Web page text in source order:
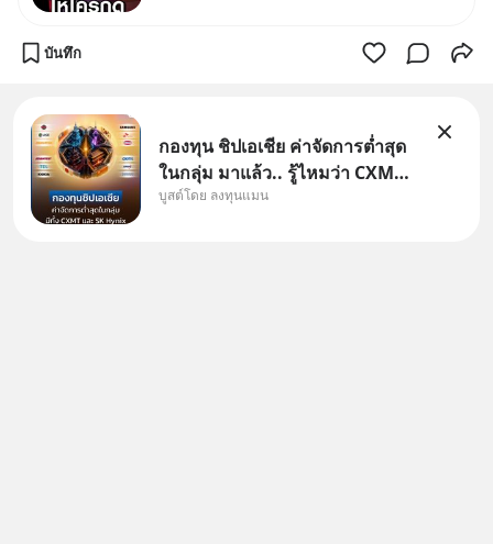
หรือสแกนคิวอาร์โค้ดทันที มาฟัง
“ป้าเก๋าเล่ากลโกง” เพื่อรู้ทันมุก
บันทึก
กองทุน ชิปเอเชีย ค่าจัดการต่ำสุด
ในกลุ่ม มาแล้ว.. รู้ไหมว่า CXMT
อยู่ดี ๆ ขึ้นมาเป็นบริษัทอันดับ 1 ใน
บูสต์โดย ลงทุนแมน